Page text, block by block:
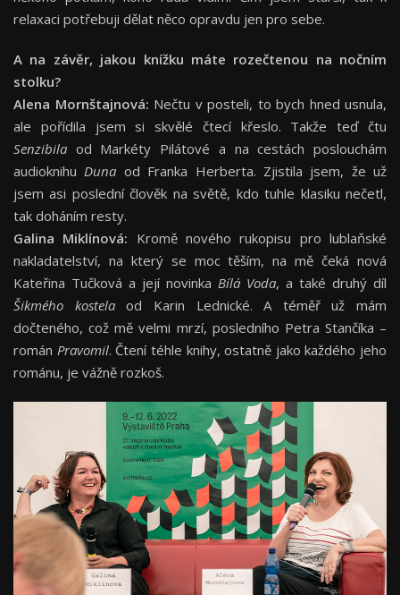
relaxaci potřebuji dělat něco opravdu jen pro sebe.
A na závěr, jakou knížku máte rozečtenou na nočním
stolku?
Alena Mornštajnová: Nečtu v posteli, to bych hned usnula,
ale pořídila jsem si skvělé čtecí křeslo. Takže teď čtu
Senzibila od Markéty Pilátové a na cestách poslouchám
audioknihuDuna od Franka Herberta. Zjistila jsem, že už
jsem asi poslední člověk na světě, kdo tuhle klasiku nečetl,
tak doháním resty.
Galina Miklínová: Kromě nového rukopisu pro lublaňské
nakladatelství, na který se moc těším, na mě čeká nová
Kateřina Tučková a její novinka Bílá Voda, a také druhý díl
Šikmého kostelaod Karin Lednické. A téměř už mám
dočteného, což mě velmi mrzí, posledního Petra Stančíka –
román Pravomil. Čtení téhle knihy, ostatně jako každého jeho
románu, je vážně rozkoš.